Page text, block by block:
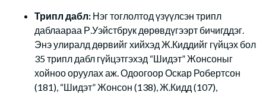
Трипл дабл: Нэг тоглолтод үзүүлсэн трипл
даблаараа Р.Уэйстбрук дөрөвдүгээрт бичигддэг.
Энэ улиралд дөрвийг хийхэд Ж.Киддийг гүйцэх бол
35 трипл дабл гүйцэтгэхэд “Шидэт” Жонсоныг
хойноо оруулах аж. Одоогоор Оскар Робертсон
(181), “Шидэт” Жонсон (138), Ж.Кидд (107),